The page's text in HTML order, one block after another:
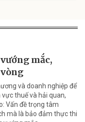
mắc,
và doanh nghiệp để
thuế và hải quan,
Vấn đề trọng tâm
mà là bảo đảm thực thi